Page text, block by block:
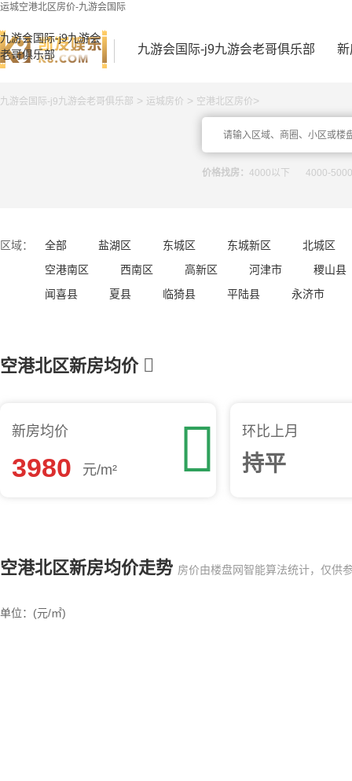
运城空港北区房价-九游会国际
九游会国际-j9九游会
老哥俱乐部
九游会国际-j9九游会老哥俱乐部 新
九游会国际-j9九游会老哥俱乐部 > 运城房价 > 空港北区房价>
价格找房： 4000以下 4000-5000
区域： 全部 盐湖区 东城区 东城新区
北城区
空港南区
西南区 高新区 河津市
稷山县
闻喜县
夏县 临猗县 平陆县 永济市
空港北区新房均价 
新房均价
3980 元/m²  环比上月
持平
空港北区新房均价走势 房价由楼盘网智能算法统计，仅供
单位：(元/㎡)